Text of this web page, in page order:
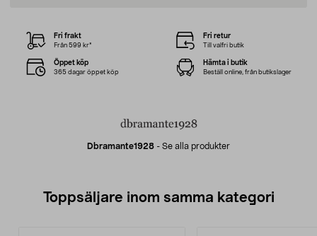
Dbramante1928 - Se alla produkter
Fri frakt
Från 599 kr*
Fri retur
Till valfri butik
Öppet köp
365 dagar öppet köp
Hämta i butik
Beställ online, från butikslager
Toppsäljare inom samma kategori